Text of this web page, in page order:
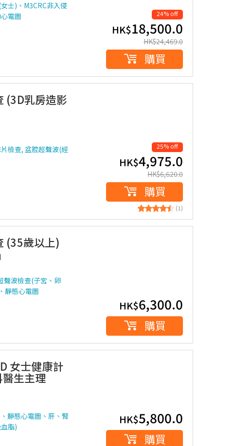
士)、M3CRC非入侵
電圖
24% off
HK$18,500.0
HK$24,469.0
購買
(3D乳房造影
檢查, 盆腔超聲波(經
25% off
HK$4,975.0
HK$6,620.0
購買
(1)
(35歲以上)
聲波檢查(子宮、卵
靜態心電圖
HK$6,300.0
購買
女士健康計
生主理
靜態心電圖、肝、腎
脂)
HK$5,800.0
購買